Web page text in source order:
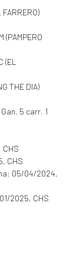
FARRERO)
(PAMPERO
(EL
THE DIA)
Gan. 5 carr. 1
CHS
05/04/2024,
2025, CHS